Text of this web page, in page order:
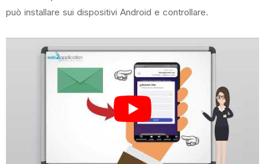
può installare sui dispositivi Android e controllare.